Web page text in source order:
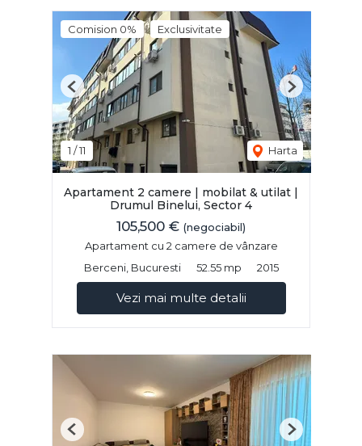
Comision 0% Exclusivitate
1 /11 Harta
Previous Next
Apartament 2 camere | mobilat & utilat |
Drumul Binelui, Sector 4
105,500 € (negociabil)
Apartament cu 2 camere de vânzare
Berceni, Bucuresti
52.55 mp 2015
Vezi mai multe detalii
Previous Next